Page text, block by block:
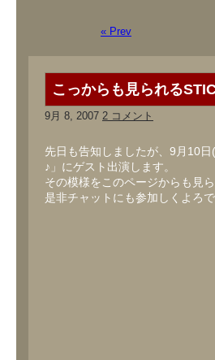
« Prev
こっからも見られる
9月 8, 2007 2 コメント
先日も告知しましたが、9月10
♪」にゲスト出演します。
その模様をこのページからも見ら
是非チャットにも参加しくよろ